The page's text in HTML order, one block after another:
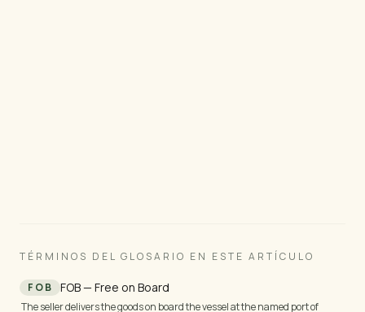
TÉRMINOS DEL GLOSARIO EN ESTE ARTÍCULO
FOB FOB — Free on Board
The seller delivers the goods on board the vessel at the named port of